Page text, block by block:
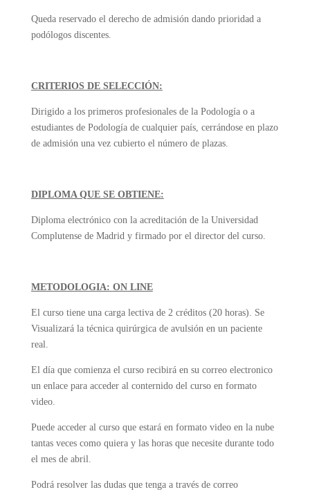
Queda reservado el derecho de admisión dando prioridad a
podólogos discentes.
CRITERIOS DE SELECCIÓN:
Dirigido a los primeros profesionales de la Podología o a
estudiantes de Podología de cualquier país, cerrándose en plazo
de admisión una vez cubierto el número de plazas.
DIPLOMA QUE SE OBTIENE:
Diploma electrónico con la acreditación de la Universidad
Complutense de Madrid y firmado por el director del curso.
METODOLOGIA: ON LINE
El curso tiene una carga lectiva de 2 créditos (20 horas). Se
Visualizará la técnica quirúrgica de avulsión en un paciente
real.
El día que comienza el curso recibirá en su correo electronico
un enlace para acceder al conternido del curso en formato
video.
Puede acceder al curso que estará en formato video en la nube
tantas veces como quiera y las horas que necesite durante todo
el mes de abril.
Podrá resolver las dudas que tenga a través de correo